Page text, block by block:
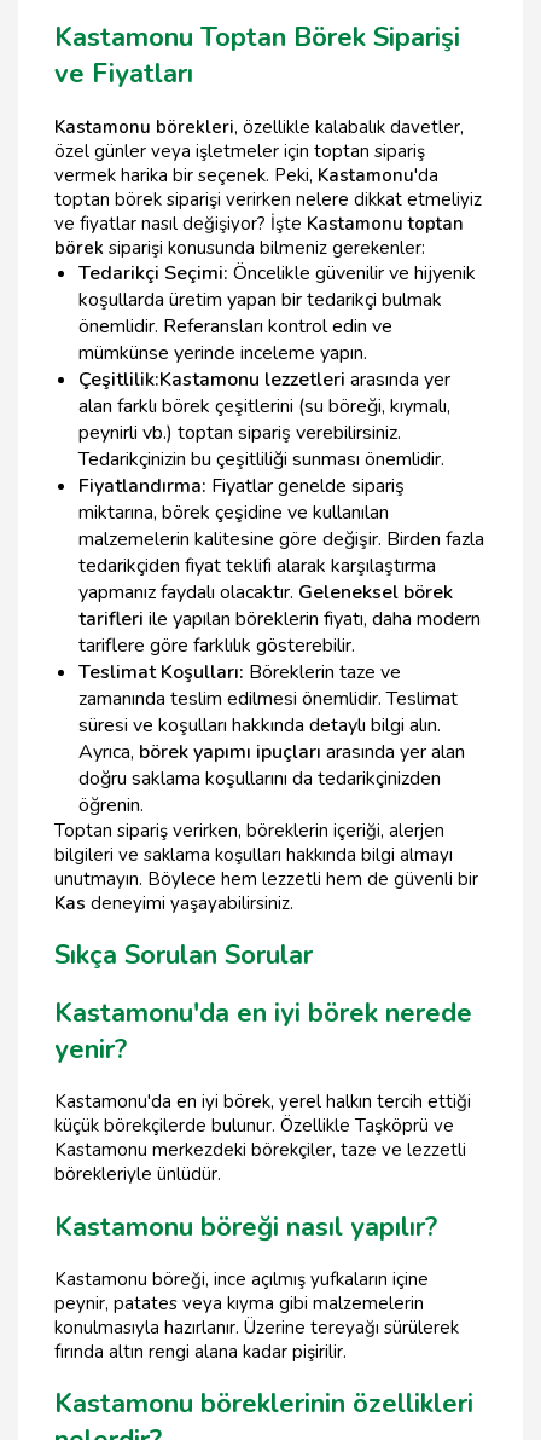
Kastamonu Toptan Börek Siparişi
ve Fiyatları
Kastamonu börekleri, özellikle kalabalık davetler,
özel günler veya işletmeler için toptan sipariş
vermek harika bir seçenek. Peki, Kastamonu'da
toptan börek siparişi verirken nelere dikkat etmeliyiz
ve fiyatlar nasıl değişiyor? İşte Kastamonu toptan
börek siparişi konusunda bilmeniz gerekenler:
Tedarikçi Seçimi: Öncelikle güvenilir ve hijyenik
koşullarda üretim yapan bir tedarikçi bulmak
önemlidir. Referansları kontrol edin ve
mümkünse yerinde inceleme yapın.
Çeşitlilik:Kastamonu lezzetleri arasında yer
alan farklı börek çeşitlerini (su böreği, kıymalı,
peynirli vb.) toptan sipariş verebilirsiniz.
Tedarikçinizin bu çeşitliliği sunması önemlidir.
Fiyatlandırma: Fiyatlar genelde sipariş
miktarına, börek çeşidine ve kullanılan
malzemelerin kalitesine göre değişir. Birden fazla
tedarikçiden fiyat teklifi alarak karşılaştırma
yapmanız faydalı olacaktır. Geleneksel börek
tarifleri ile yapılan böreklerin fiyatı, daha modern
tariflere göre farklılık gösterebilir.
Teslimat Koşulları: Böreklerin taze ve
zamanında teslim edilmesi önemlidir. Teslimat
süresi ve koşulları hakkında detaylı bilgi alın.
Ayrıca, börek yapımı ipuçları arasında yer alan
doğru saklama koşullarını da tedarikçinizden
öğrenin.
Toptan sipariş verirken, böreklerin içeriği, alerjen
bilgileri ve saklama koşulları hakkında bilgi almayı
unutmayın. Böylece hem lezzetli hem de güvenli bir
Kas deneyimi yaşayabilirsiniz.
Sıkça Sorulan Sorular
Kastamonu'da en iyi börek nerede
yenir?
Kastamonu'da en iyi börek, yerel halkın tercih ettiği
küçük börekçilerde bulunur. Özellikle Taşköprü ve
Kastamonu merkezdeki börekçiler, taze ve lezzetli
börekleriyle ünlüdür.
Kastamonu böreği nasıl yapılır?
Kastamonu böreği, ince açılmış yufkaların içine
peynir, patates veya kıyma gibi malzemelerin
konulmasıyla hazırlanır. Üzerine tereyağı sürülerek
fırında altın rengi alana kadar pişirilir.
Kastamonu böreklerinin özellikleri